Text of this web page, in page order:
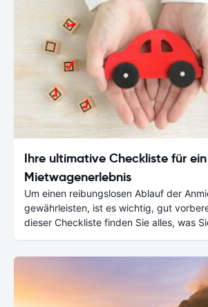
Ihre ultimative Checkliste für
Mietwagenerlebnis
Um einen reibungslosen Ablauf der
gewährleisten, ist es wichtig, gut
dieser Checkliste finden Sie alles, was